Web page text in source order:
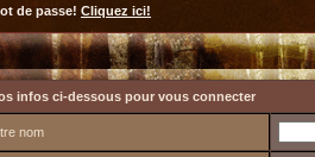
de passe! Cliquez ici!
infos ci-dessous pour vous connecter
nom